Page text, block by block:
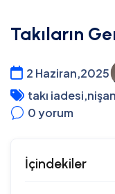
Takıların
2 Haziran,2025
takı iadesi,
0yorum
İçindekiler